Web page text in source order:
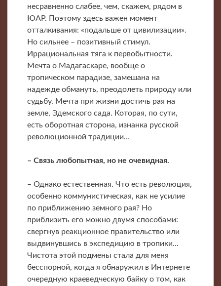
несравненно слабее, чем, скажем, рядом в
ЮАР. Поэтому здесь важен момент
отталкивания: «подальше от цивилизации».
Но сильнее – позитивный стимул.
Иррациональная тяга к первобытности.
Мечта о Мадагаскаре, вообще о
тропическом парадизе, замешана на
надежде обмануть, преодолеть природу или
судьбу. Мечта при жизни достичь рая на
земле, Эдемского сада. Которая, по сути,
есть оборотная сторона, изнанка русской
революционной традиции…
– Связь любопытная, но не очевидная.
– Однако естественная. Что есть революция,
особенно коммунистическая, как не усилие
по приближению земного рая? Но
приблизить его можно двумя способами:
свергнув реакционное правительство или
выдвинувшись в экспедицию в тропики...
Чистота этой подмены стала для меня
бесспорной, когда я обнаружил в Интернете
очередную краеведческую байку о том, как